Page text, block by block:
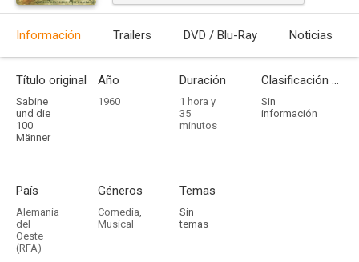
Estrenada
Información Trailers DVD / Blu-Ray Noticias
Título original
Sabine
und die
100
Männer
Año
1960
Duración
1 hora y
35
minutos
Clasificación por edades
Sin
información
País
Alemania
del
Oeste
(RFA)
Géneros
Comedia,
Musical
Temas
Sin
temas